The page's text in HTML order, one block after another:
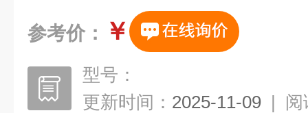
参考价： ￥
型号：
更新时间： 2025-11-09 | 阅